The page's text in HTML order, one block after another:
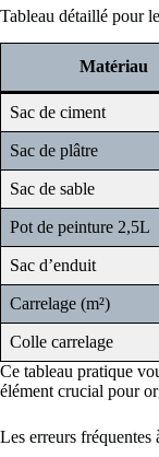
Tableau détaillé pour
Matériau
Sac de ciment
Sac de plâtre
Sac de sable
Pot de peinture 2,5L
Sac d’enduit
Carrelage (m²)
Colle carrelage
Ce tableau pratique
élément crucial pour
Les erreurs